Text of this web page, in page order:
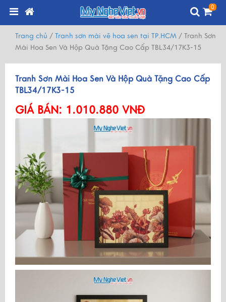
0
Trang chủ / Tranh sơn mài vẽ hoa sen tại TP.HCM / Tranh Sơn
Mài Hoa Sen Và Hộp Quà Tặng Cao Cấp TBL34/17K3-15
Tranh Sơn Mài Hoa Sen Và Hộp Quà Tặng Cao Cấp
TBL34/17K3-15
GIÁ BÁN: 1.010.880 VNĐ